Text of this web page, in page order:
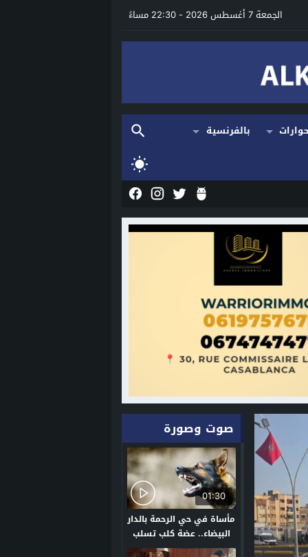
الجمعة 7 أغسطس 2026 - 22:30 مساءً
بالفرنسية
صوت وصورة
01:30
مأساة في حي الرحمة بالدار
البيضاء.. عضة كلب تسلب
حياة طفل